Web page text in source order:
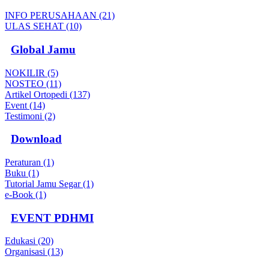
INFO PERUSAHAAN (21)
ULAS SEHAT (10)
Global Jamu
NOKILIR (5)
NOSTEO (11)
Artikel Ortopedi (137)
Event (14)
Testimoni (2)
Download
Peraturan (1)
Buku (1)
Tutorial Jamu Segar (1)
e-Book (1)
EVENT PDHMI
Edukasi (20)
Organisasi (13)